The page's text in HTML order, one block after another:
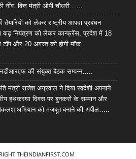
नींव: वित्त मंत्री ओपी चौधरी……
तैयारियों को लेकर राष्ट्रीय आपदा प्रबंधन
बाढ़ नियंत्रण को लेकर कान्फ्रेंस, प्रदेश में 18
और 20 अगस्त को होगी मॉक
की संयुक्त बैठक सम्पन्न…..
मंत्री राजेश अग्रवाल ने दिया स्वदेशी अपनाने
हथकरघा दिवस पर बुनकरों के सम्मान और
अभियान को मजबूत बनाने की अपील…..
THEINDIANFIRST.COM